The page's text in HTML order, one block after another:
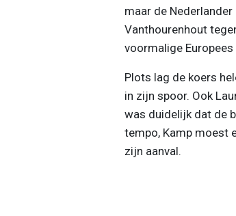
maar de
Vanthourenhout
voormalige
Plots lag de koers
in zijn spoor. Ook
was duidelijk dat de
tempo, Kamp moest
zijn aanval.